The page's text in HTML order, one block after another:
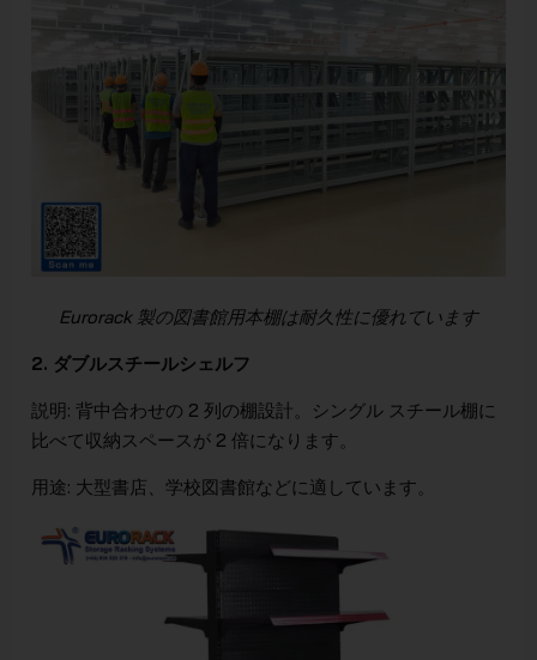
Eurorack 製の図書館用本棚は耐久性に優れています
2. ダブルスチールシェルフ
説明: 背中合わせの 2 列の棚設計。シングル スチール棚に
比べて収納スペースが 2 倍になります。
用途: 大型書店、学校図書館などに適しています。